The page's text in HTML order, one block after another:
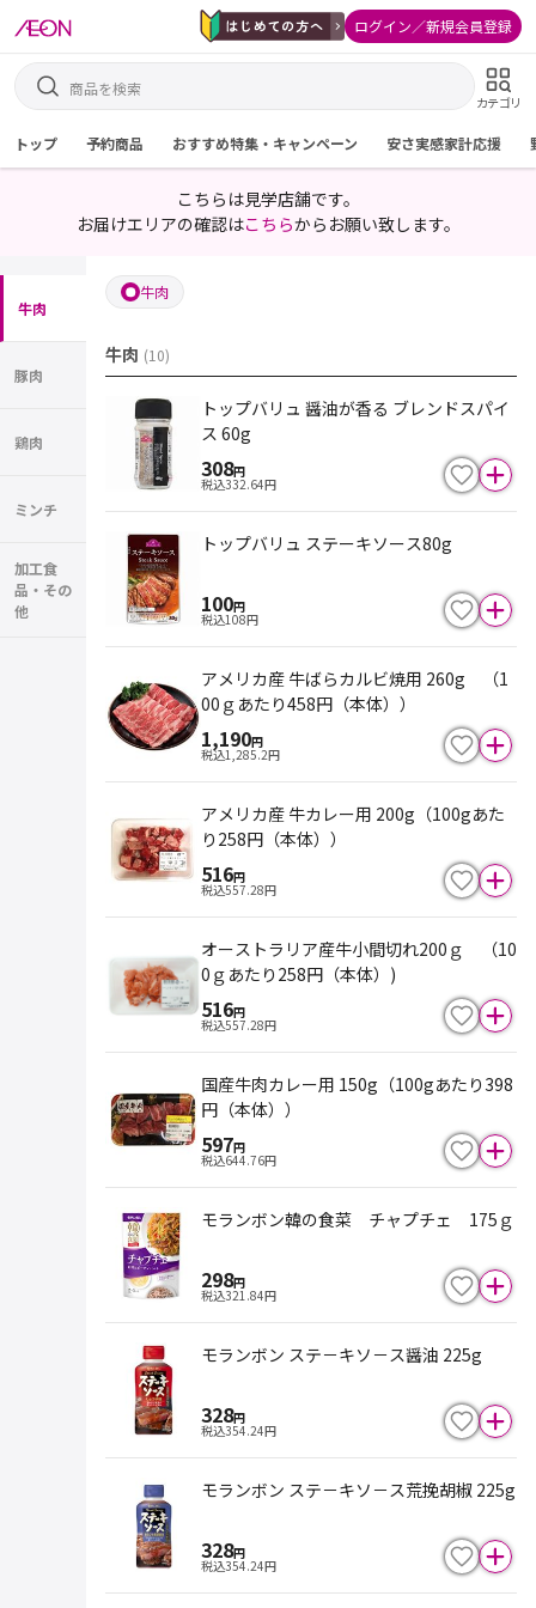
ログイン／新規会員登録
カテゴリ
トップ 予約商品 おすすめ特集・キャンペーン 安さ実感家計応援
こちらは見学店舗です。
お届けエリアの確認はこちらからお願い致します。
牛肉
豚肉
鶏肉
ミンチ
加工食
品・その
他
牛肉
牛肉 (10)
トップバリュ 醤油が香る ブレンドスパイ
ス 60g
308円
税込332.64円
トップバリュ ステーキソース80g
100円
税込108円
アメリカ産 牛ばらカルビ焼用 260g （1
00ｇあたり458円（本体））
1,190円
税込1,285.2円
アメリカ産 牛カレー用 200g（100gあた
り258円（本体））
516円
税込557.28円
オーストラリア産牛小間切れ200ｇ （10
0ｇあたり258円（本体）)
516円
税込557.28円
国産牛肉カレー用 150g（100gあたり398
円（本体））
597円
税込644.76円
モランボン韓の食菜 チャプチェ 175ｇ
298円
税込321.84円
モランボン ステ－キソ－ス醤油 225g
328円
税込354.24円
モランボン ステ－キソ－ス荒挽胡椒 225g
328円
税込354.24円